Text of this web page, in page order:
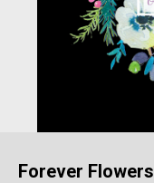
Forever Flowers